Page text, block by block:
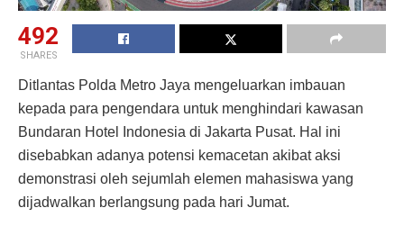
492
SHARES
Ditlantas Polda Metro Jaya mengeluarkan imbauan
kepada para pengendara untuk menghindari kawasan
Bundaran Hotel Indonesia di Jakarta Pusat. Hal ini
disebabkan adanya potensi kemacetan akibat aksi
demonstrasi oleh sejumlah elemen mahasiswa yang
dijadwalkan berlangsung pada hari Jumat.